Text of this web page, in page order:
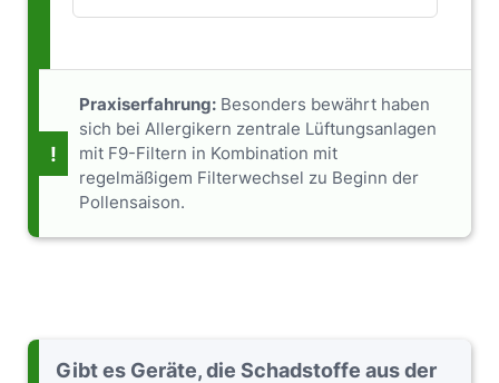
!
Praxiserfahrung: Besonders bewährt haben
sich bei Allergikern zentrale Lüftungsanlagen
mit F9-Filtern in Kombination mit
regelmäßigem Filterwechsel zu Beginn der
Pollensaison.
Gibt es Geräte, die Schadstoffe aus der